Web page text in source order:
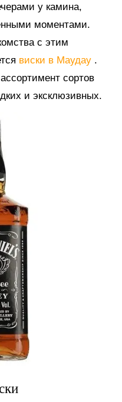
у камина,
моментами.
с этим
виски в Маудау .
сортов
и эксклюзивных.